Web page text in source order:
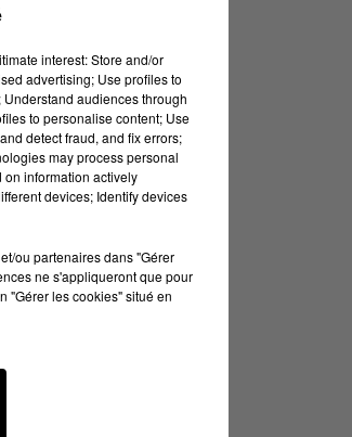
interest: Store and/or
advertising; Use profiles to
audiences through
to personalise content; Use
detect fraud, and fix errors;
may process personal
on information actively
devices; Identify devices
ou partenaires dans "Gérer
ne s'appliqueront que pour
"Gérer les cookies" situé en